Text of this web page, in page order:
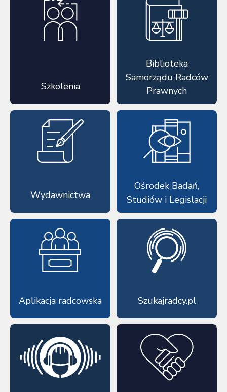
Szkolenia
Biblioteka
Samorządu Radców
Prawnych
Wydawnictwa
Ośrodek Badań,
Studiów i Legislacji
Aplikacja radcowska Szukajradcy.pl